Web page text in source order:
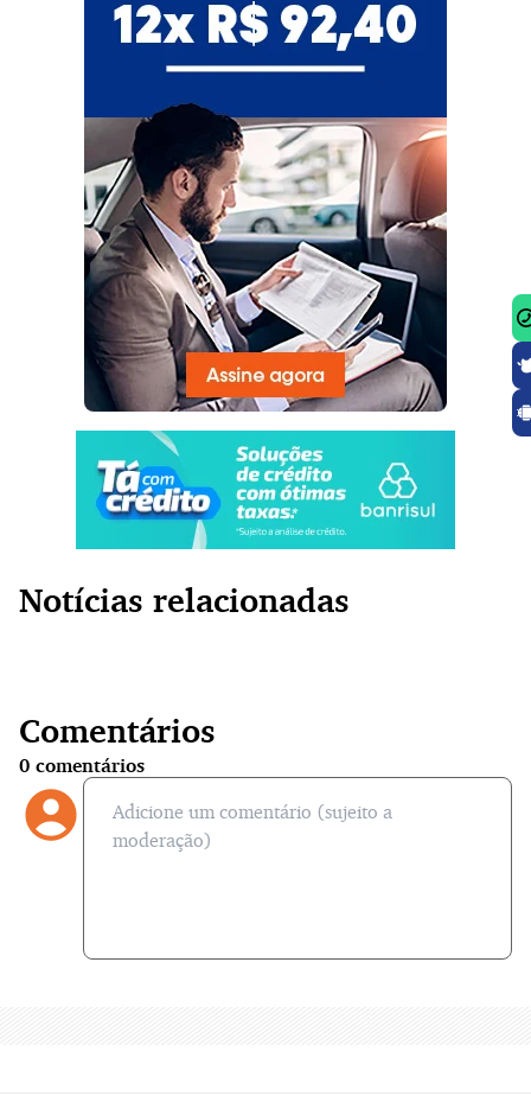
Notícias relacionadas
Comentários
0 comentários